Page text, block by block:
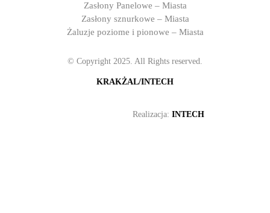
Zasłony Panelowe – Miasta
Zasłony sznurkowe – Miasta
Żaluzje poziome i pionowe – Miasta
© Copyright 2025. All Rights reserved.
KRAKŻAL/INTECH
Realizacja: INTECH